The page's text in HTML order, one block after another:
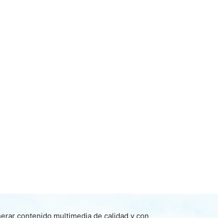
contenido multimedia de calidad y con